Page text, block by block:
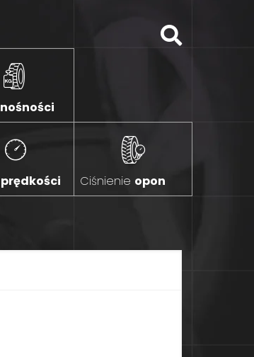
nośności
prędkości Ciśnienie opon